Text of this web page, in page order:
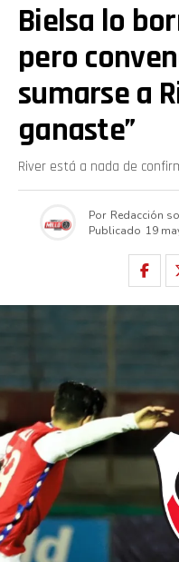
Bielsa lo
pero
sumarse a
ganaste”
River está a nada de
Por Redacción
Publicado 19